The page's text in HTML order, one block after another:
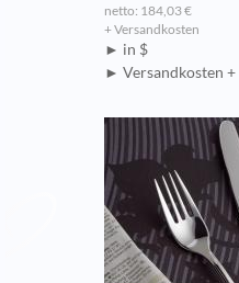
netto: 184,03 €
+ Versandkosten
► in $
► Versandkosten